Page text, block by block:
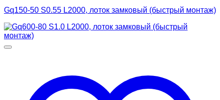
Gq150-50 S0.55 L2000, лоток замковый (быстрый монтаж)